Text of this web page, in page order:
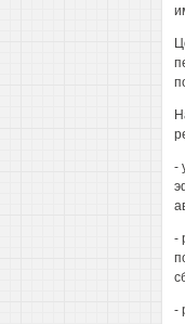
-
-
-